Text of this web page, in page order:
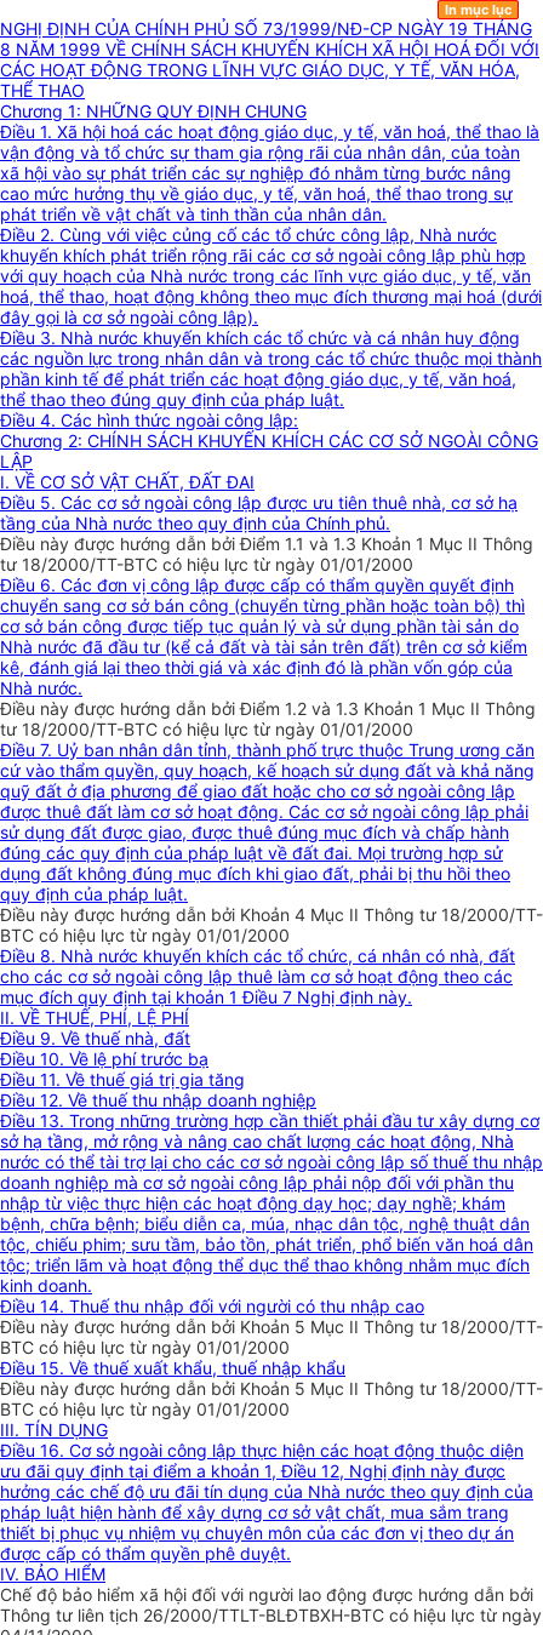
In mục lục
NGHỊ ĐỊNH CỦA CHÍNH PHỦ SỐ 73/1999/NĐ-CP NGÀY 19 THÁNG
8 NĂM 1999 VỀ CHÍNH SÁCH KHUYẾN KHÍCH XÃ HỘI HOÁ ĐỐI VỚI
CÁC HOẠT ĐỘNG TRONG LĨNH VỰC GIÁO DỤC, Y TẾ, VĂN HÓA,
THỂ THAO
Chương 1: NHỮNG QUY ĐỊNH CHUNG
Điều 1. Xã hội hoá các hoạt động giáo dục, y tế, văn hoá, thể thao là
vận động và tổ chức sự tham gia rộng rãi của nhân dân, của toàn
xã hội vào sự phát triển các sự nghiệp đó nhằm từng bước nâng
cao mức hưởng thụ về giáo dục, y tế, văn hoá, thể thao trong sự
phát triển về vật chất và tinh thần của nhân dân.
Điều 2. Cùng với việc củng cố các tổ chức công lập, Nhà nước
khuyến khích phát triển rộng rãi các cơ sở ngoài công lập phù hợp
với quy hoạch của Nhà nước trong các lĩnh vực giáo dục, y tế, văn
hoá, thể thao, hoạt động không theo mục đích thương mại hoá (dưới
đây gọi là cơ sở ngoài công lập).
Điều 3. Nhà nước khuyến khích các tổ chức và cá nhân huy động
các nguồn lực trong nhân dân và trong các tổ chức thuộc mọi thành
phần kinh tế để phát triển các hoạt động giáo dục, y tế, văn hoá,
thể thao theo đúng quy định của pháp luật.
Điều 4. Các hình thức ngoài công lập:
Chương 2: CHÍNH SÁCH KHUYẾN KHÍCH CÁC CƠ SỞ NGOÀI CÔNG
LẬP
I. VỀ CƠ SỞ VẬT CHẤT, ĐẤT ĐAI
Điều 5. Các cơ sở ngoài công lập được ưu tiên thuê nhà, cơ sở hạ
tầng của Nhà nước theo quy định của Chính phủ.
Điều này được hướng dẫn bởi Điểm 1.1 và 1.3 Khoản 1 Mục II Thông
tư 18/2000/TT-BTC có hiệu lực từ ngày 01/01/2000
Điều 6. Các đơn vị công lập được cấp có thẩm quyền quyết định
chuyển sang cơ sở bán công (chuyển từng phần hoặc toàn bộ) thì
cơ sở bán công được tiếp tục quản lý và sử dụng phần tài sản do
Nhà nước đã đầu tư (kể cả đất và tài sản trên đất) trên cơ sở kiểm
kê, đánh giá lại theo thời giá và xác định đó là phần vốn góp của
Nhà nước.
Điều này được hướng dẫn bởi Điểm 1.2 và 1.3 Khoản 1 Mục II Thông
tư 18/2000/TT-BTC có hiệu lực từ ngày 01/01/2000
Điều 7. Uỷ ban nhân dân tỉnh, thành phố trực thuộc Trung ương căn
cứ vào thẩm quyền, quy hoạch, kế hoạch sử dụng đất và khả năng
quỹ đất ở địa phương để giao đất hoặc cho cơ sở ngoài công lập
được thuê đất làm cơ sở hoạt động. Các cơ sở ngoài công lập phải
sử dụng đất được giao, được thuê đúng mục đích và chấp hành
đúng các quy định của pháp luật về đất đai. Mọi trường hợp sử
dụng đất không đúng mục đích khi giao đất, phải bị thu hồi theo
quy định của pháp luật.
Điều này được hướng dẫn bởi Khoản 4 Mục II Thông tư 18/2000/TT-
BTC có hiệu lực từ ngày 01/01/2000
Điều 8. Nhà nước khuyến khích các tổ chức, cá nhân có nhà, đất
cho các cơ sở ngoài công lập thuê làm cơ sở hoạt động theo các
mục đích quy định tại khoản 1 Điều 7 Nghị định này.
II. VỀ THUẾ, PHÍ, LỆ PHÍ
Điều 9. Về thuế nhà, đất
Điều 10. Về lệ phí trước bạ
Điều 11. Về thuế giá trị gia tăng
Điều 12. Về thuế thu nhập doanh nghiệp
Điều 13. Trong những trường hợp cần thiết phải đầu tư xây dựng cơ
sở hạ tầng, mở rộng và nâng cao chất lượng các hoạt động, Nhà
nước có thể tài trợ lại cho các cơ sở ngoài công lập số thuế thu nhập
doanh nghiệp mà cơ sở ngoài công lập phải nộp đối với phần thu
nhập từ việc thực hiện các hoạt động dạy học; dạy nghề; khám
bệnh, chữa bệnh; biểu diễn ca, múa, nhạc dân tộc, nghệ thuật dân
tộc, chiếu phim; sưu tầm, bảo tồn, phát triển, phổ biến văn hoá dân
tộc; triển lãm và hoạt động thể dục thể thao không nhằm mục đích
kinh doanh.
Điều 14. Thuế thu nhập đối với người có thu nhập cao
Điều này được hướng dẫn bởi Khoản 5 Mục II Thông tư 18/2000/TT-
BTC có hiệu lực từ ngày 01/01/2000
Điều 15. Về thuế xuất khẩu, thuế nhập khẩu
Điều này được hướng dẫn bởi Khoản 5 Mục II Thông tư 18/2000/TT-
BTC có hiệu lực từ ngày 01/01/2000
III. TÍN DỤNG
Điều 16. Cơ sở ngoài công lập thực hiện các hoạt động thuộc diện
ưu đãi quy định tại điểm a khoản 1, Điều 12, Nghị định này được
hưởng các chế độ ưu đãi tín dụng của Nhà nước theo quy định của
pháp luật hiện hành để xây dựng cơ sở vật chất, mua sắm trang
thiết bị phục vụ nhiệm vụ chuyên môn của các đơn vị theo dự án
được cấp có thẩm quyền phê duyệt.
IV. BẢO HIỂM
Chế độ bảo hiểm xã hội đối với người lao động được hướng dẫn bởi
Thông tư liên tịch 26/2000/TTLT-BLĐTBXH-BTC có hiệu lực từ ngày